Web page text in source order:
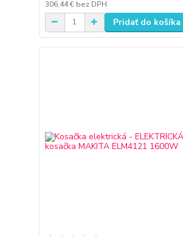
306,44 € bez DPH
Pridať do košíka